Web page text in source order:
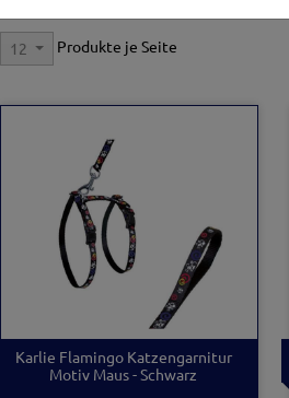
12 Produkte je Seite
Karlie Flamingo Katzengarnitur
Motiv Maus - Schwarz